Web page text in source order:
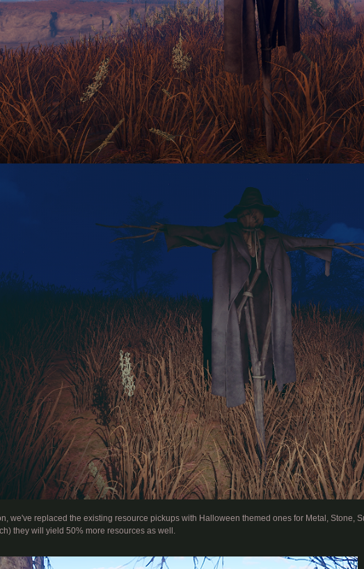
we've replaced the existing resource pickups with Halloween themed ones for Metal, Stone,
they will yield 50% more resources as well.